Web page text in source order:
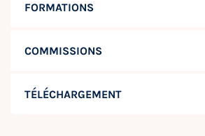
FORMATIONS
COMMISSIONS
TÉLÉCHARGEMENT